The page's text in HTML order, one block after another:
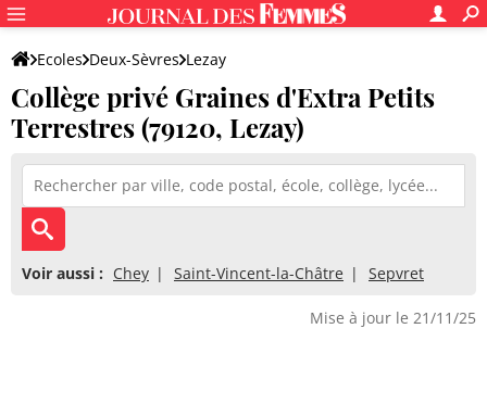
Ecoles Deux-Sèvres Lezay
Collège privé Graines d'Extra Petits Terrestres
Collège privé Graines d'Extra Petits
Terrestres (79120, Lezay)
Voir aussi : Chey Saint-Vincent-la-Châtre Sepvret
Mise à jour le 21/11/25